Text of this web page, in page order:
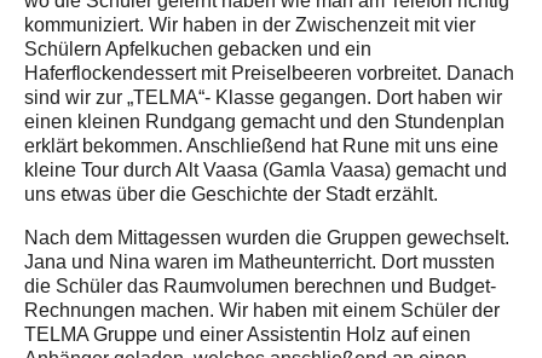
kommuniziert. Wir haben in der Zwischenzeit mit vier
Schülern Apfelkuchen gebacken und ein
Haferflockendessert mit Preiselbeeren vorbreitet. Danach
sind wir zur „TELMA“- Klasse gegangen. Dort haben wir
einen kleinen Rundgang gemacht und den Stundenplan
erklärt bekommen. Anschließend hat Rune mit uns eine
kleine Tour durch Alt Vaasa (Gamla Vaasa) gemacht und
uns etwas über die Geschichte der Stadt erzählt.
Nach dem Mittagessen wurden die Gruppen gewechselt.
Jana und Nina waren im Matheunterricht. Dort mussten
die Schüler das Raumvolumen berechnen und Budget-
Rechnungen machen. Wir haben mit einem Schüler der
TELMA Gruppe und einer Assistentin Holz auf einen